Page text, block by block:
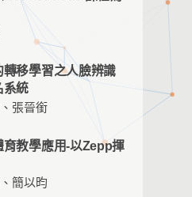
移學習之人臉辨識
系統
張晉銜
育教學應用-以Zepp揮
簡以昀